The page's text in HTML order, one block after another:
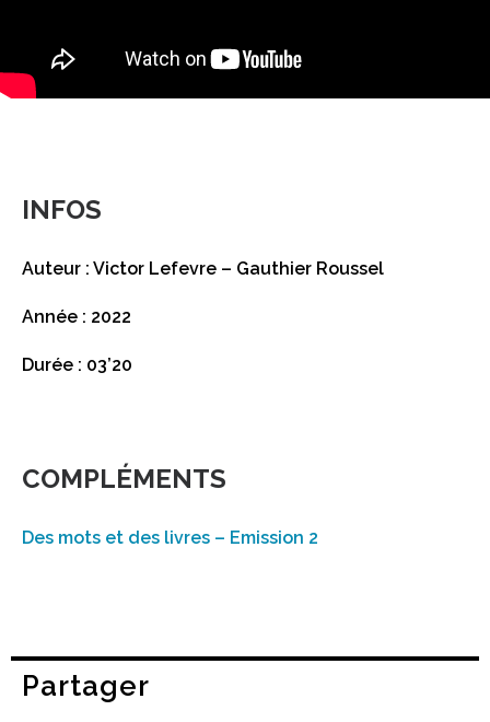
INFOS
Auteur : Victor Lefevre – Gauthier Roussel
Année : 2022
Durée : 03’20
COMPLÉMENTS
Des mots et des livres – Emission 2
Partager